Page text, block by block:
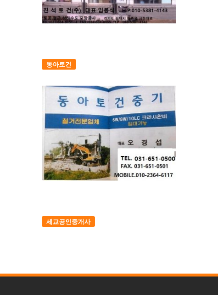
동아토건
세교공인중개사